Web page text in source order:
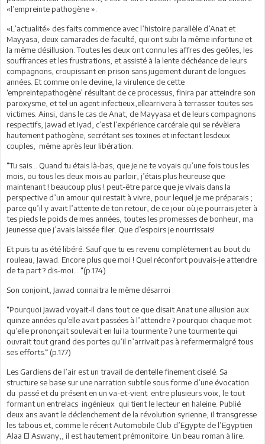
«l’empreinte pathogène ».
«L’actualité» des faits commence avec l’histoire parallèle d’Anat et
Mayyasa, deux camarades de faculté, qui ont subi la même infortune et
la même désillusion. Toutes les deux ont connu les affres des geôles, les
souffrances et les frustrations, et assisté à la lente déchéance de leurs
compagnons, croupissant en prison sans jugement durant de longues
années. Et comme on le devine, la virulence de cette
‘empreintepathogène’ résultant de ce processus, finira par atteindre son
paroxysme, et tel un agent infectieux,ellearrivera à terrasser toutes ses
victimes. Ainsi, dans le cas de Anat, de Mayyasa et de leurs compagnons
respectifs, Jawad et Iyad, c’est l’expérience carcérale qui se révèlera
hautement pathogène, secrétant ses toxines et infectant lesdeux
couples, même après leur libération:
“Tu sais… Quand tu étais là-bas, que je ne te voyais qu’une fois tous les
mois, ou tous les deux mois au parloir, j’étais plus heureuse que
maintenant ! beaucoup plus ! peut-être parce que je vivais dans la
perspective d’un amour qui restait à vivre, pour lequel je me préparais ;
parce qu’il y avait l’attente de ton retour, de ce jour où je pourrais jeter à
tes pieds le poids de mes années, toutes les promesses de bonheur, ma
jeunesse que j’avais laissée filer. Que d’espoirs je nourrissais!
Et puis tu as été libéré. Sauf que tu es revenu complètement au bout du
rouleau, Jawad. Encore plus que moi ! Quel réconfort pouvais-je attendre
de ta part ? dis-moi… “(p.174)
Son conjoint, Jawad connaitra le même désarroi :
“Pourquoi Jawad voyait-il dans tout ce que disait Anat une allusion aux
quinze années qu’elle avait passées à l’attendre ? pourquoi chaque mot
qu’elle prononçait soulevait en lui la tourmente ? une tourmente qui
ouvrait tout grand des portes qu’il n’arrivait pas à refermermalgré tous
ses efforts.“ (p.177)
Les Gardiens de l’air est un travail de dentelle finement ciselé. Sa
structure se base sur une narration subtile sous forme d’une évocation
du passé et du présent en un va-et-vient entre plusieurs voix, le tout
formant un entrelacs ingénieux qui tient le lecteur en haleine. Publié
deux ans avant le déclenchement de la révolution syrienne, il transgresse
les tabous et, comme le récent Automobile Club d’Egypte de l’Egyptien
Alaa El Aswany,, il est hautement prémonitoire. Un beau roman à lire.